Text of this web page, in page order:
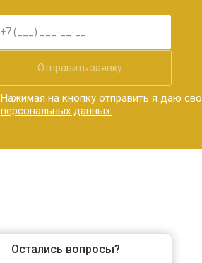
Отправить заявку
Нажимая на кнопку отправить я даю
персональных данных.
Остались вопросы?